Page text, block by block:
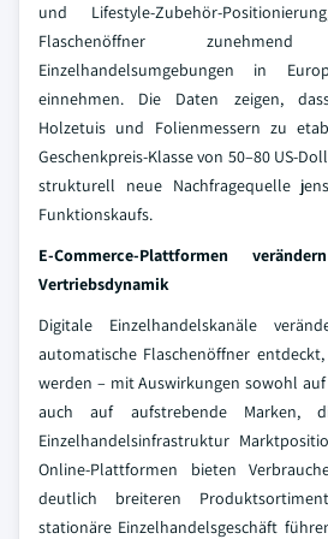
und Lifestyle-Zubehör-
Flaschenöffner
Einzelhandelsumgebungen in
einnehmen. Die Daten zeigen,
Holzetuis und Folienmessern zu
Geschenkpreis-Klasse von 50–80 US-
strukturell neue Nachfragequelle
Funktionskaufs.
E-Commerce-Plattformen
Vertriebsdynamik
Digitale Einzelhandelskanäle
automatische Flaschenöffner
werden – mit Auswirkungen sowohl
auch auf aufstrebende Marken,
Einzelhandelsinfrastruktur
Online-Plattformen bieten
deutlich breiteren
stationäre Einzelhandelsgeschäft